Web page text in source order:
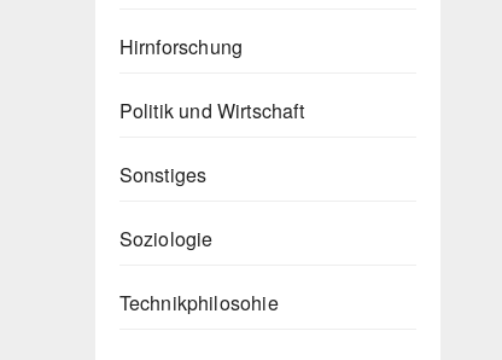
Hirnforschung
Politik und Wirtschaft
Sonstiges
Soziologie
Technikphilosohie